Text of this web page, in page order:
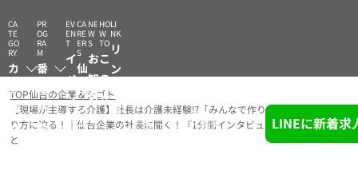
CA
TE
GO
RY
カ
テ
ゴ
リ
ー
PR
OG
RA
M
番
組
一
覧
EV
EN
T
イ
ベ
ン
ト
CA
RE
ER
S
仙
台
シ
ゴ
NE
W
S
お
知
ら
せ
HO
W
TO
こ
の
サ
イ
LI
NK
リ
ン
集
キーワード検索
LINEに新着求
TOP仙台の企業＆シゴト
【現場が主導する介護】社長は介護未経験⁉「みんなで作りあげる」会社のあ
り方に迫る！｜仙台企業の社長に聞く！『1分間インタビュー』/株式会社みや
と